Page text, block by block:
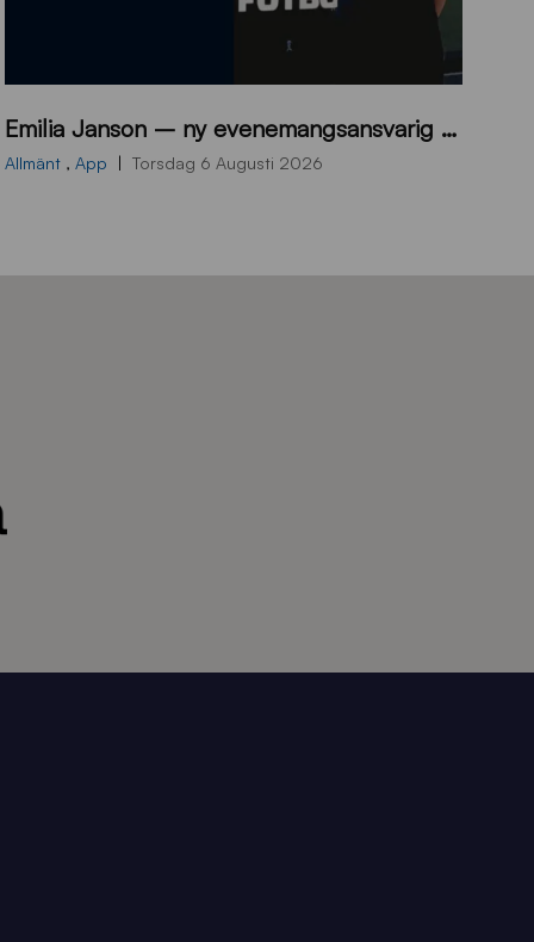
0
0
Emilia Janson – ny evenemangsansvarig för Sirius Fotboll
Allmänt , App Torsdag 6 Augusti 2026